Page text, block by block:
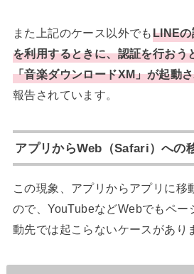
また上記のケース以外でもLINEの
を利用するときに、認証を行おう
「音楽ダウンロードXM」が起動
報告されています。
アプリからWeb（Safari）への
この現象、アプリからアプリに移
ので、YouTubeなどWebでもペー
動先では起こらないケースがあり